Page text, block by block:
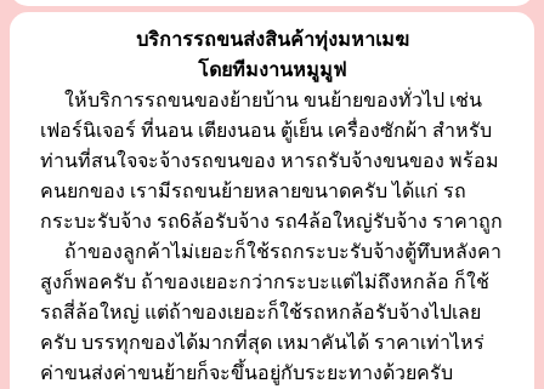
บริการรถขนส่งสินค้าทุ่งมหาเมฆ
โดยทีมงานหมูมูฟ
ให้บริการรถขนของย้ายบ้าน ขนย้ายของทั่วไป เช่น
เฟอร์นิเจอร์ ที่นอน เตียงนอน ตู้เย็น เครื่องซักผ้า สำหรับ
ท่านที่สนใจจะจ้างรถขนของ หารถรับจ้างขนของ พร้อม
คนยกของ เรามีรถขนย้ายหลายขนาดครับ ได้แก่ รถ
กระบะรับจ้าง รถ6ล้อรับจ้าง รถ4ล้อใหญ่รับจ้าง ราคาถูก
ถ้าของลูกค้าไม่เยอะก็ใช้รถกระบะรับจ้างตู้ทึบหลังคา
สูงก็พอครับ ถ้าของเยอะกว่ากระบะแต่ไม่ถึงหกล้อ ก็ใช้
รถสี่ล้อใหญ่ แต่ถ้าของเยอะก็ใช้รถหกล้อรับจ้างไปเลย
ครับ บรรทุกของได้มากที่สุด เหมาคันได้ ราคาเท่าไหร่
ค่าขนส่งค่าขนย้ายก็จะขึ้นอยู่กับระยะทางด้วยครับ